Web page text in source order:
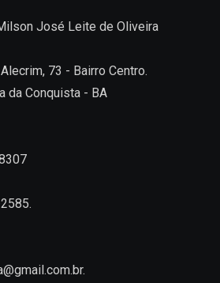
José Leite de Oliveira
73 - Bairro Centro.
da Conquista - BA
.